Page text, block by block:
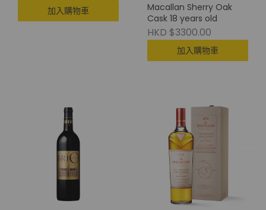
加入購物車
Macallan Sherry Oak
Cask 18 years old
HKD $3300.00
加入購物車